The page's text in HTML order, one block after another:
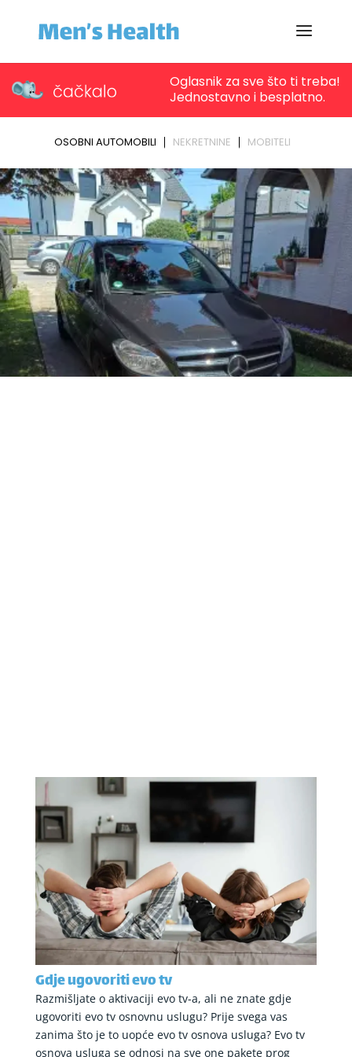
Gdje ugovoriti evo tv
Razmišljate o aktivaciji evo tv-a, ali ne znate gdje
ugovoriti evo tv osnovnu uslugu? Prije svega vas
zanima što je to uopće evo tv osnova usluga? Evo tv
osnova usluga se odnosi na sve one pakete prog